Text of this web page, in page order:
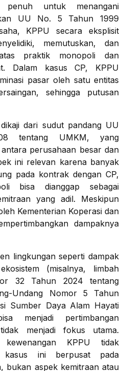
penuh untuk menangani
UU No. 5 Tahun 1999
KPPU secara eksplisit
memutuskan, dan
praktik monopoli dan
Dalam kasus CP, KPPU
pasar oleh satu entitas
sehingga putusan
dari sudut pandang UU
tentang UMKM, yang
perusahaan besar dan
ini relevan karena banyak
pada kontrak dengan CP,
bisa dianggap sebagai
yang adil. Meskipun
Kementerian Koperasi dan
dampaknya
lingkungan seperti dampak
(misalnya, limbah
32 Tahun 2024 tentang
Undang Nomor 5 Tahun
Sumber Daya Alam Hayati
menjadi pertimbangan
menjadi fokus utama.
kewenangan KPPU tidak
kasus ini berpusat pada
bukan aspek kemitraan atau